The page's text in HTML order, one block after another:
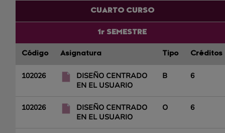
CUARTO CURSO
1r SEMESTRE
Código Asignatura Tipo Créditos
102026
DISEÑO CENTRADO
EN EL USUARIO
B 6
102026
DISEÑO CENTRADO
EN EL USUARIO
O 6